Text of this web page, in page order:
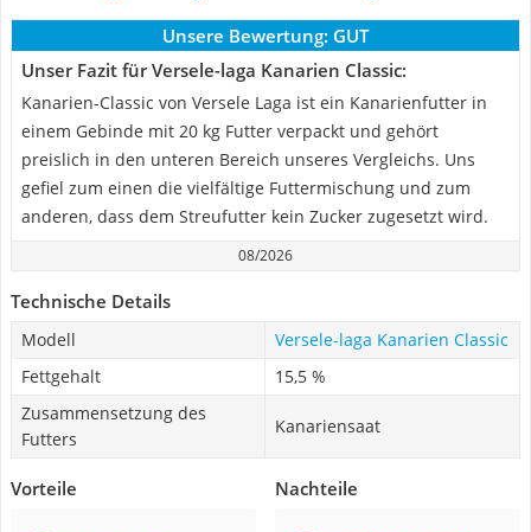
Unsere Bewertung: GUT
Unser Fazit für Versele-laga Kanarien Classic:
Kanarien-Classic von Versele Laga ist ein Kanarienfutter in
einem Gebinde mit 20 kg Futter verpackt und gehört
preislich in den unteren Bereich unseres Vergleichs. Uns
gefiel zum einen die vielfältige Futtermischung und zum
anderen, dass dem Streufutter kein Zucker zugesetzt wird.
08/2026
Technische Details
Modell
Versele-laga Kanarien Classic
Fettgehalt
15,5 %
Zusammensetzung des
Futters
Kanariensaat
Vorteile Nachteile